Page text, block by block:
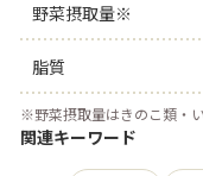
野菜摂取量※
脂質
※野菜摂取量はきのこ類・
関連キーワード